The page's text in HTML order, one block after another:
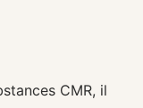
CMR, il